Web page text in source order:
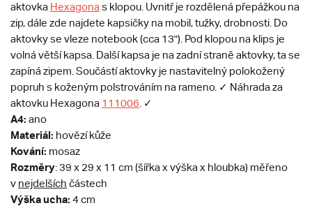
aktovka Hexagona s klopou. Uvnitř je rozdělená přepážkou na
zip, dále zde najdete kapsičky na mobil, tužky, drobnosti. Do
aktovky se vleze notebook (cca 13"). Pod klopou na klips je
volná větší kapsa. Další kapsa je na zadní straně aktovky, ta se
zapíná zipem. Součástí aktovky je nastavitelný polokožený
popruh s koženým polstrováním na rameno. ✓ Náhrada za
aktovku Hexagona 111006 . ✓
A4: ano
Materiál: hovězí kůže
Kování: mosaz
Rozměry: 39 x 29 x 11 cm (šířka x výška x hloubka) měřeno
v nejdelších částech
Výška ucha: 4 cm